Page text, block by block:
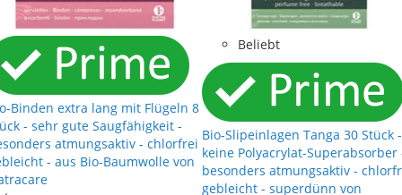
Binden extra lang mit Flügeln 8
- sehr gute Saugfähigkeit -
atmungsaktiv - chlorfrei
- aus Bio-Baumwolle von
Beliebt
Bio-Slipeinlagen Tanga 30 Stück -
keine Polyacrylat-Superabsorber
besonders atmungsaktiv -
gebleicht - superdünn von